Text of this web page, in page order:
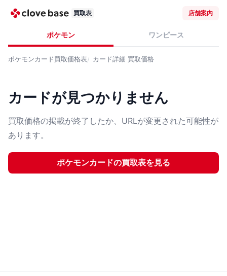
買取表 店舗案内
ポケモン ワンピース
ポケモンカード買取価格表 カード詳細 買取価格
カードが見つかりません
買取価格の掲載が終了したか、URLが変更された可能性が
あります。
ポケモンカードの買取表を見る